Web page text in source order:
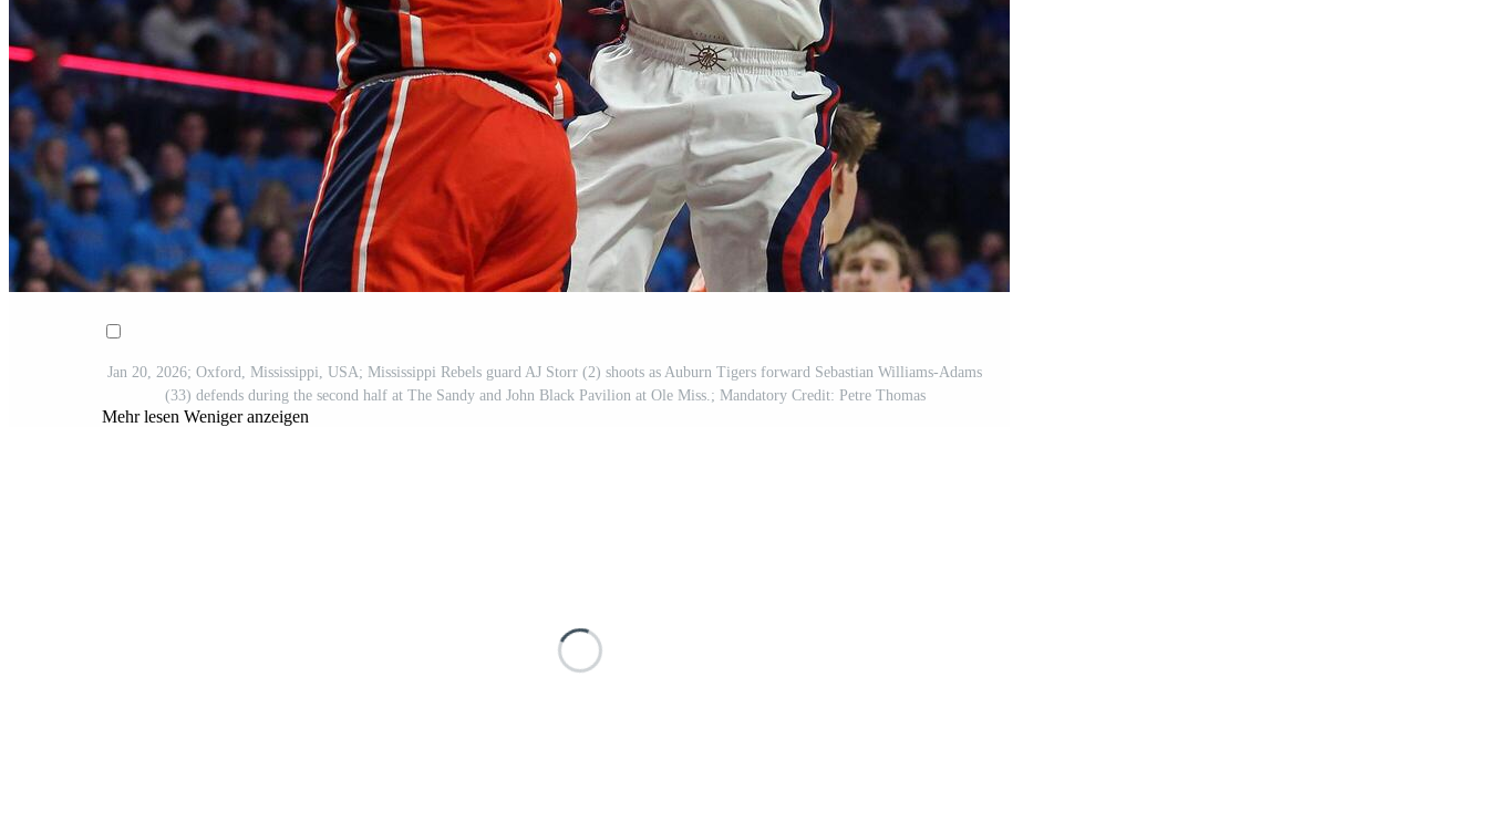
Jan 20, 2026; Oxford, Mississippi, USA; Mississippi Rebels guard AJ Storr (2) shoots as Auburn Tigers forward Sebastian Williams-Adams
(33) defends during the second half at The Sandy and John Black Pavilion at Ole Miss.; Mandatory Credit: Petre Thomas
Mehr lesen Weniger anzeigen